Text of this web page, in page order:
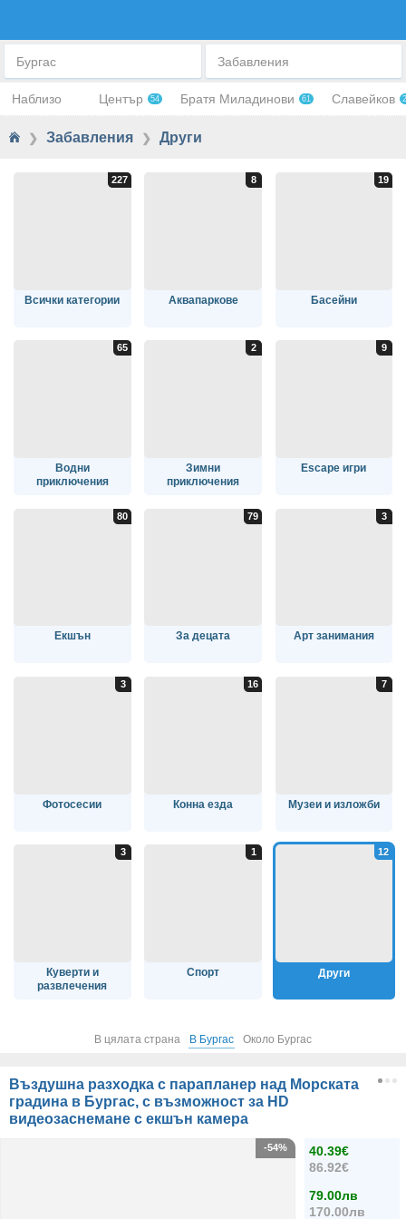
Бургас Забавления
Наблизо Център 54 Братя Миладинови 61 Славейков
❯ Забавления ❯ Други
Всички категории Аквапаркове Басейни
Водни
приключения
Зимни
приключения
Escape игри
Екшън За децата Арт занимания
Фотосесии Конна езда Музеи и изложби
Куверти и
развлечения
Спорт Други
В цялата страна В Бургас Около Бургас
Въздушна разходка с парапланер над Морската
градина в Бургас, с възможност за HD
видеозаснемане с екшън камера
40.39€
86.92€
79.00лв
170.00лв
-54%